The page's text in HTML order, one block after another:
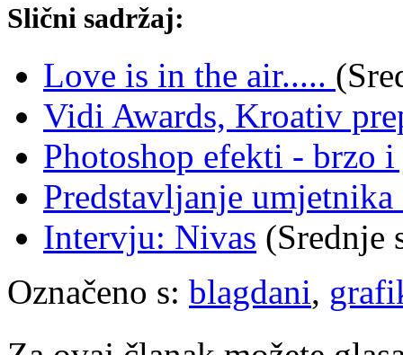
Slični sadržaj:
Love is in the air.....
Vidi Awards, Kroativ
Photoshop efekti - brzo
Predstavljanje
Intervju: Nivas (Srednje
Označeno s: blagdani,